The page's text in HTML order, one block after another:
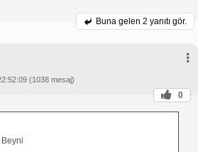
Buna gelen 2 yanıtı gör.
(1038 mesaj)
0
Beyni